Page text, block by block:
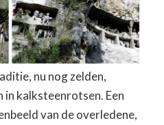
nu nog zelden,
kalksteenrotsen. Een
van de overledene,